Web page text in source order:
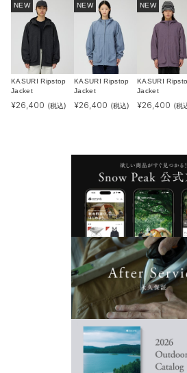
NEW
KASURI Ripstop
Jacket
¥26,400 (税込)
NEW
KASURI Ripstop
Jacket
¥26,400 (税込)
NEW
KASURI
Jacket
¥26,400 (税